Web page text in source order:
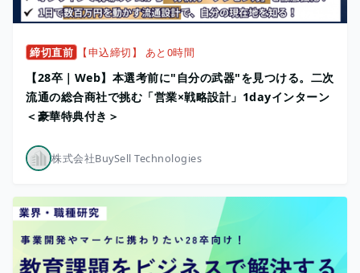
締切直前 【申込締切】 あと0時間
【28卒｜Web】本選考前に"自分の武器"を見つける。二次
流通の総合商社で挑む「営業×戦略設計」1dayインターン
＜豪華特典付き＞
株式会社BuySell Technologies